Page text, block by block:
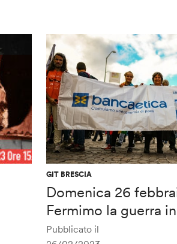
GIT BRESCIA
Domenica 26
Fermimo la guerra
Pubblicato il